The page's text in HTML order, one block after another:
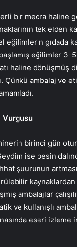
bir mecra haline
tek elden
eğilimlerin gıdada
eğilimler 3-
haline
ambalaj ve
Vurgusu
birinci gün
ise besin
şuurunun
kaynaklardan
ambalajlar
ve kullanışlı
eseri